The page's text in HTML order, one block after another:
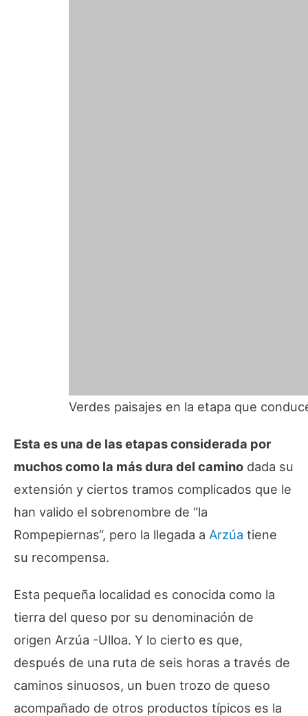
Verdes paisajes en la etapa que
Esta es una de las etapas considerada por
muchos como la más dura del camino dada su
extensión y ciertos tramos complicados que le
han valido el sobrenombre de “la
Rompepiernas“, pero la llegada a Arzúa tiene
su recompensa.
Esta pequeña localidad es conocida como la
tierra del queso por su denominación de
origen Arzúa -Ulloa. Y lo cierto es que,
después de una ruta de seis horas a través de
caminos sinuosos, un buen trozo de queso
acompañado de otros productos típicos es la